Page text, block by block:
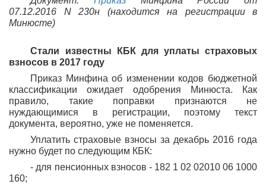
07.12.2016 N 230н (находится на регистрации в
Минюсте)
Стали известны КБК для уплаты страховых
взносов в 2017 году
Приказ Минфина об изменении кодов бюджетной
классификации ожидает одобрения Минюста. Как
правило, такие поправки признаются не
нуждающимися в регистрации, поэтому текст
документа, вероятно, уже не поменяется.
Уплатить страховые взносы за декабрь 2016 года
нужно будет по следующим КБК:
- для пенсионных взносов - 182 1 02 02010 06 1000
160;